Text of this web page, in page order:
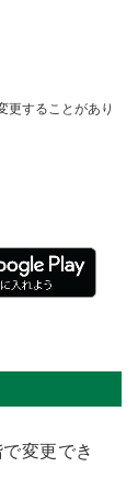
更することがあり
変更でき